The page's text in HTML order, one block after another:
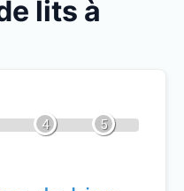
lits à
4 5